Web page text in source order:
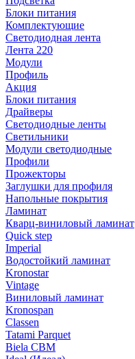
Блоки питания
Комплектующие
Светодиодная лента
Лента 220
Модули
Профиль
Акция
Блоки питания
Драйверы
Светодиодные ленты
Светильники
Модули светодиодные
Профили
Прожекторы
Заглушки для профиля
Напольные покрытия
Ламинат
Кварц-виниловый ламинат
Quick step
Imperial
Водостойкий ламинат
Kronostar
Vintage
Виниловый ламинат
Kronospan
Classen
Tatami Parquet
Biela CBM